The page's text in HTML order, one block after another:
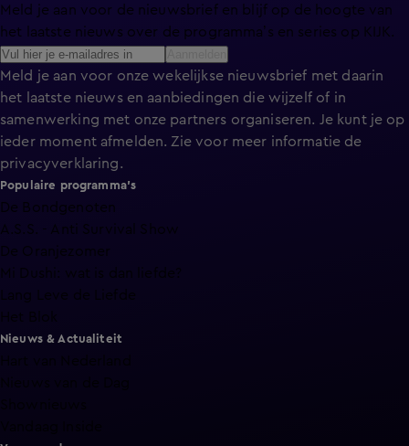
Meld je aan voor de nieuwsbrief en blijf op de hoogte van
het laatste nieuws over de programma’s en series op KIJK.
Meld je aan voor onze wekelijkse nieuwsbrief met daarin
het laatste nieuws en aanbiedingen die wijzelf of in
samenwerking met onze partners organiseren. Je kunt je op
ieder moment afmelden. Zie voor meer informatie de
privacyverklaring.
Populaire programma's
De Bondgenoten
A.S.S. - Anti Survival Show
De Oranjezomer
Mi Dushi: wat is dan liefde?
Lang Leve de Liefde
Nieuws & Actualiteit